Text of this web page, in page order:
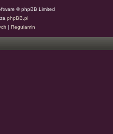
© phpBB Limited
phpBB.pl
| Regulamin